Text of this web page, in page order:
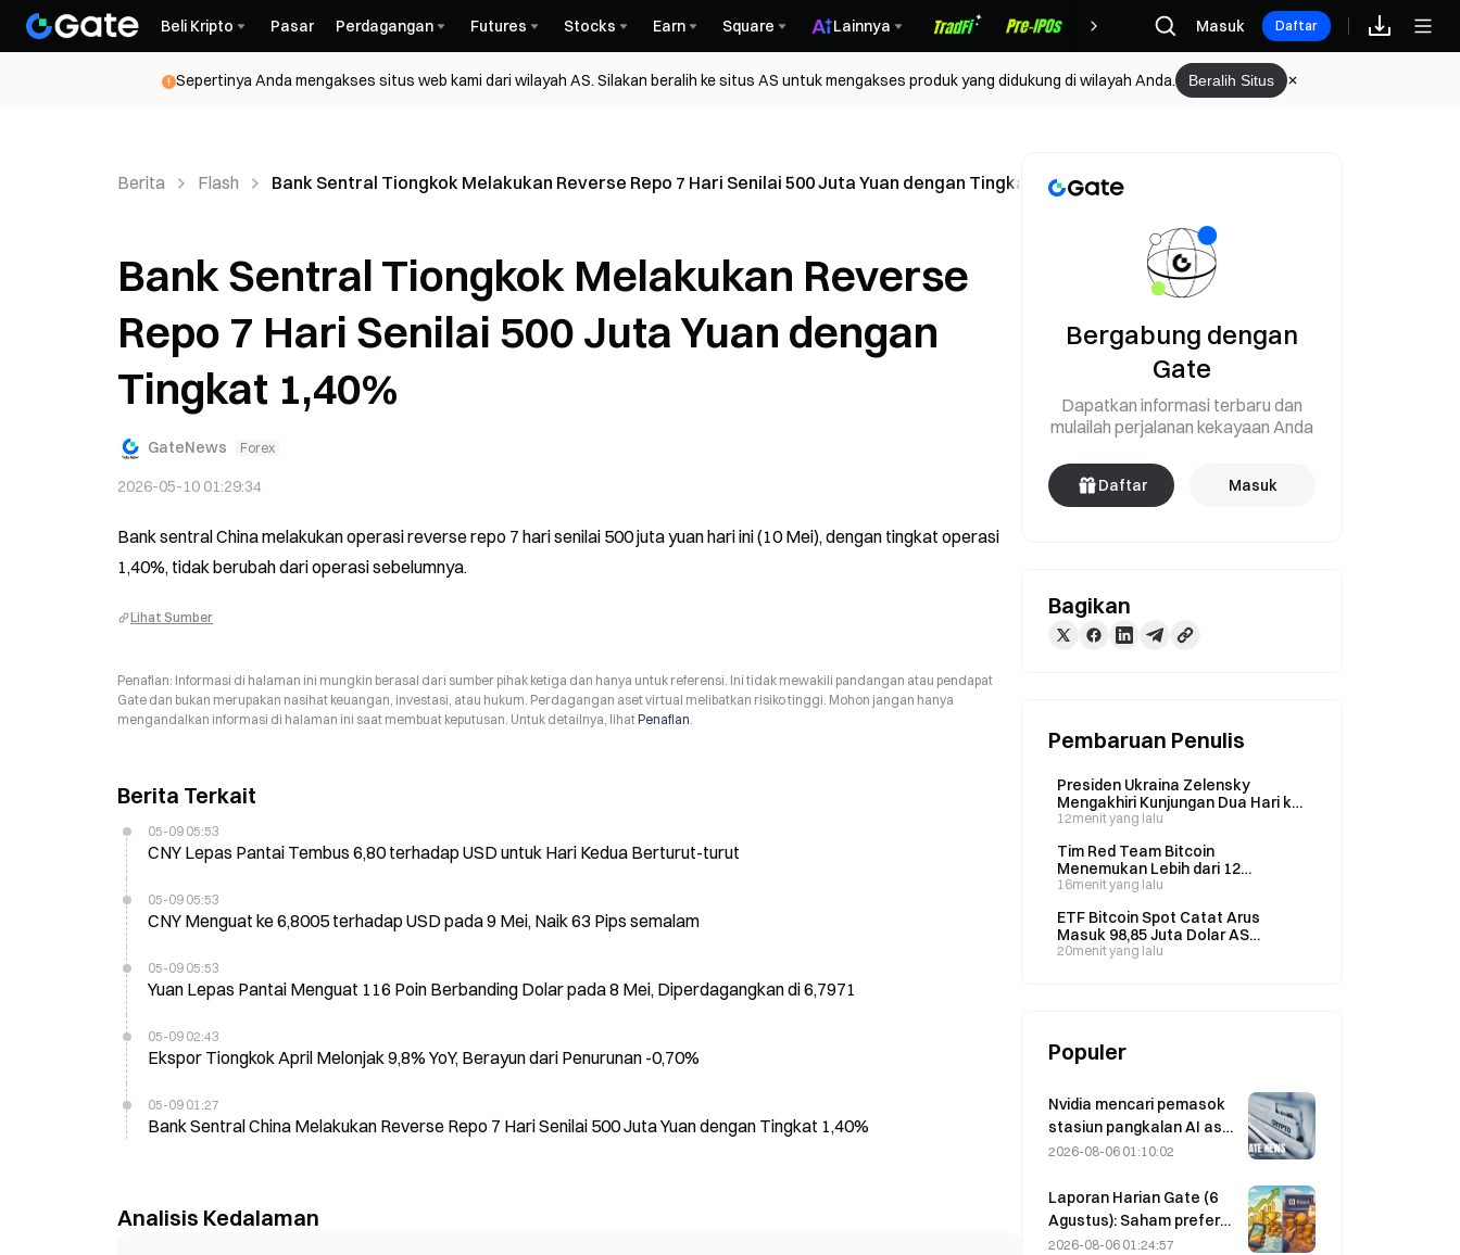
Beli Kripto Pasar Perdagangan Futures Stocks Earn Square Lainnya HadiahMasuk Daftar
Sepertinya Anda mengakses situs web kami dari wilayah AS. Silakan beralih ke situs AS untuk mengakses produk yang didukung di wilayah Anda. Beralih Situs
Berita Flash Bank Sentral Tiongkok Melakukan Reverse Repo 7 Hari Senilai 500 Juta Yuan dengan Tingkat 1,40%
Bank Sentral Tiongkok Melakukan Reverse
Repo 7 Hari Senilai 500 Juta Yuan dengan
Tingkat 1,40%
GateNews Forex
2026-05-10 01:29:34
Bank sentral China melakukan operasi reverse repo 7 hari senilai 500 juta yuan hari ini (10 Mei), dengan tingkat operasi
1,40%, tidak berubah dari operasi sebelumnya.
Lihat Sumber
Penafian: Informasi di halaman ini mungkin berasal dari sumber pihak ketiga dan hanya untuk referensi. Ini tidak mewakili pandangan atau pendapat
Gate dan bukan merupakan nasihat keuangan, investasi, atau hukum. Perdagangan aset virtual melibatkan risiko tinggi. Mohon jangan hanya
mengandalkan informasi di halaman ini saat membuat keputusan. Untuk detailnya, lihatPenafian.
Berita Terkait
05-09 05:53
CNY Lepas Pantai Tembus 6,80 terhadap USD untuk Hari Kedua Berturut-turut
05-09 05:53
CNY Menguat ke 6,8005 terhadap USD pada 9 Mei, Naik 63 Pips semalam
05-09 05:53
Yuan Lepas Pantai Menguat 116 Poin Berbanding Dolar pada 8 Mei, Diperdagangkan di 6,7971
05-09 02:43
Ekspor Tiongkok April Melonjak 9,8% YoY, Berayun dari Penurunan -0,70%
05-09 01:27
Bank Sentral China Melakukan Reverse Repo 7 Hari Senilai 500 Juta Yuan dengan Tingkat 1,40%
Analisis Kedalaman
Bergabung dengan
Gate
Dapatkan informasi terbaru dan
mulailah perjalanan kekayaan Anda
Daftar Masuk
Bagikan
Pembaruan Penulis
Presiden Ukraina Zelensky
Mengakhiri Kunjungan Dua Hari ke
Serbia Setelah Jeda 8 Tahun
12menit yang lalu
Tim Red Team Bitcoin
Menemukan Lebih dari 12
Kerentanan dengan Memindai 150
CEO
16menit yang lalu
ETF Bitcoin Spot Catat Arus
Masuk 98,85 Juta Dolar AS
Selama Lima Hari Berturut-turut;
20menit yang lalu
Populer
Nvidia mencari pemasok
stasiun pangkalan AI asal
Tiongkok untuk
2026-08-06 01:10:02
Laporan Harian Gate (6
Agustus): Saham preferen
STRC milik Strategy
2026-08-06 01:24:57